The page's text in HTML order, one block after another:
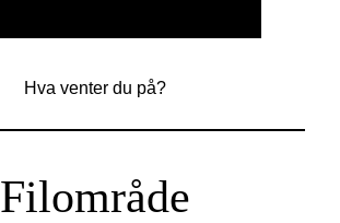
Hva venter du på?
Filområde